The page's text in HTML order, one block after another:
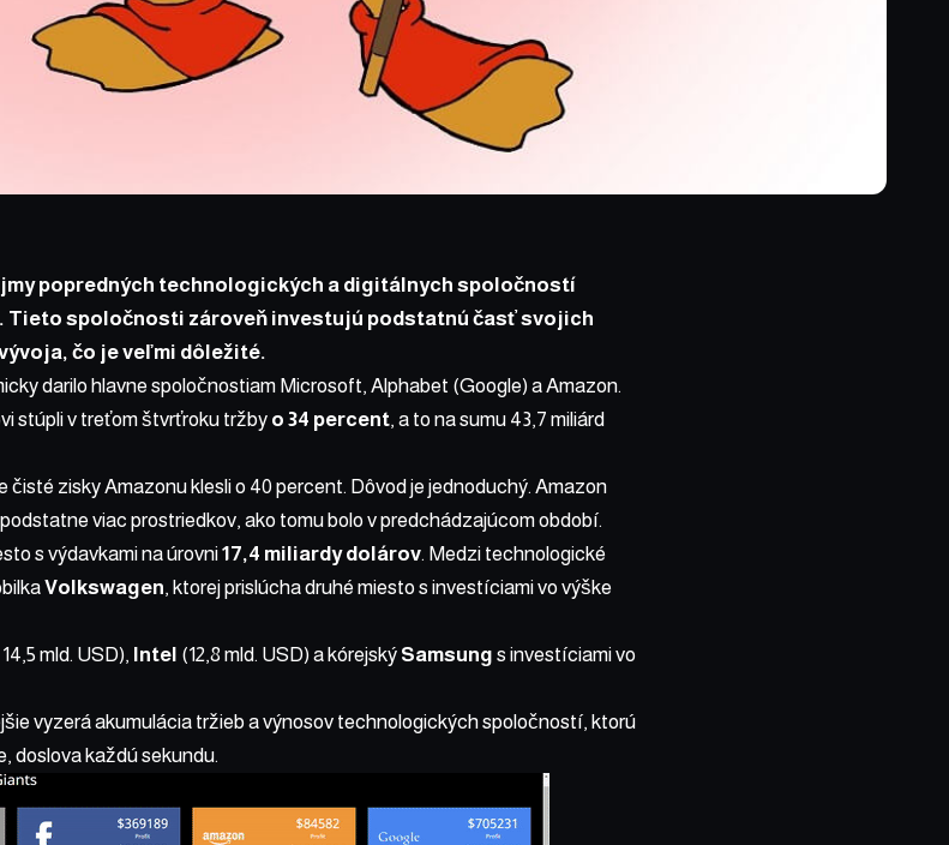
popredných technologických a digitálnych spoločností
Tieto spoločnosti zároveň investujú podstatnú časť svojich
čo je veľmi dôležité.
darilo hlavne spoločnostiam Microsoft, Alphabet (Google) a Amazon.
stúpli v treťom štvrťroku tržby o 34 percent, a to na sumu 43,7 miliárd
čisté zisky Amazonu klesli o 40 percent. Dôvod je jednoduchý. Amazon
viac prostriedkov, ako tomu bolo v predchádzajúcom období.
s výdavkami na úrovni17,4 miliardy dolárov. Medzi technologické
Volkswagen, ktorej prislúcha druhé miesto s investíciami vo výške
mld. USD), Intel (12,8 mld. USD) a kórejský Samsung s investíciami vo
vyzerá akumulácia tržieb a výnosov technologických spoločností, ktorú
doslova každú sekundu.